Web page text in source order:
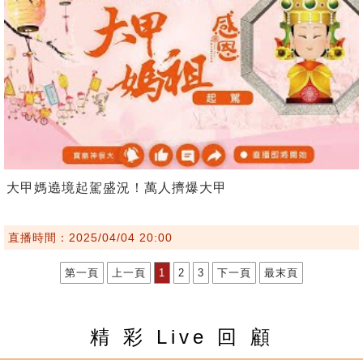
大甲媽遶境起駕盛況！萬人擠爆大甲
直播時間：2025/04/04 20:00
第一頁 上一頁 1 2 3 下一頁 最末頁
精 彩 Live 回 顧